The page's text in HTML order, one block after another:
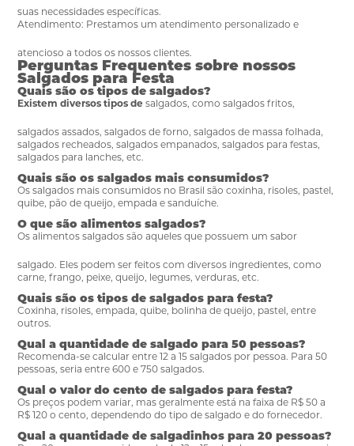
suas necessidades específicas.
Atendimento: Prestamos um atendimento personalizado e
atencioso a todos os nossos clientes.
Perguntas Frequentes sobre nossos
Salgados para Festa
Quais são os tipos de salgados?
Existem diversos tipos desalgados , como salgados fritos,
salgados assados, salgados de forno, salgados de massa folhada,
salgados recheados, salgados empanados, salgados para festas,
salgados para lanches, etc.
Quais são os salgados mais consumidos?
Os salgados mais consumidos no Brasil são coxinha, risoles, pastel,
quibe, pão de queijo, empada e sanduíche.
O que são alimentos salgados?
Os alimentossalgados são aqueles que possuem um sabor
salgado. Eles podem ser feitos com diversos ingredientes, como
carne, frango, peixe, queijo, legumes, verduras, etc.
Quais são os tipos de salgados para festa?
Coxinha, risoles, empada, quibe, bolinha de queijo, pastel, entre
outros.
Qual a quantidade de salgado para 50 pessoas?
Recomenda-se calcular entre 12 a 15 salgados por pessoa. Para 50
pessoas, seria entre 600 e 750 salgados.
Qual o valor do cento de salgados para festa?
Os preços podem variar, mas geralmente está na faixa de R$ 50 a
R$ 120 o cento, dependendo do tipo de salgado e do fornecedor.
Qual a quantidade de salgadinhos para 20 pessoas?